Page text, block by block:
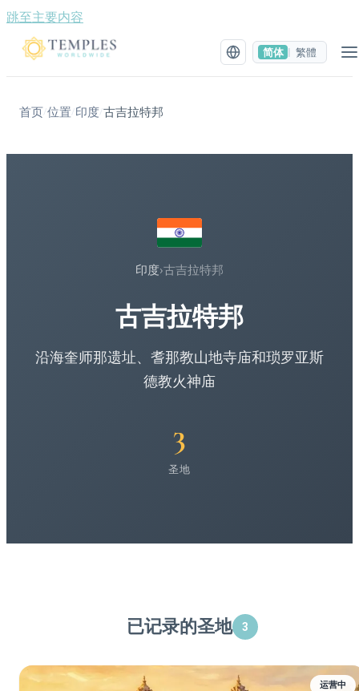
跳至主要内容
简体 繁體
首页/位置 / 印度/古吉拉特邦
印度›古吉拉特邦
古吉拉特邦
沿海奎师那遗址、耆那教山地寺庙和琐罗亚斯
德教火神庙
3
圣地
已记录的圣地 3
运营中